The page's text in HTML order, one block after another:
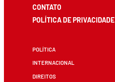
CONTATO
POLÍTICA DE PRIVACIDADE
POLÍTICA
INTERNACIONAL
DIREITOS